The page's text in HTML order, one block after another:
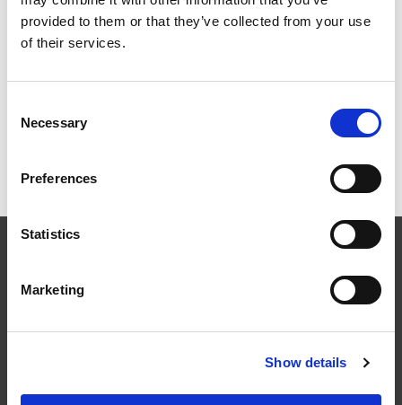
provided to them or that they’ve collected from your use
of their services.
Selection
Necessary
Preferences
Statistics
Marketing
Show details
Teglsteinsrød